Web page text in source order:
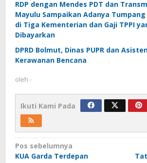
RDP dengan Mendes PDT dan
Mayulu Sampaikan Adanya
di Tiga Kementerian dan Gaji TPPI
Dibayarkan
DPRD Bolmut, Dinas PUPR dan
Kerawanan Bencana
oleh -
Ikuti Kami Pada
Navigasi
Pos sebelumnya
KUA Garda Terdepan